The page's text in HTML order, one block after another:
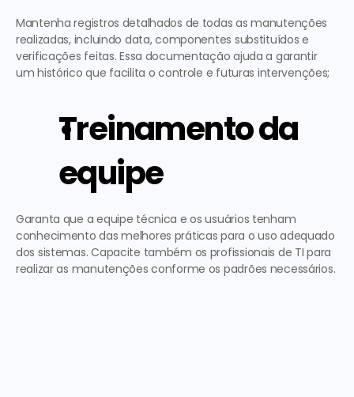
Mantenha registros detalhados de todas as manutenções
realizadas, incluindo data, componentes substituídos e
verificações feitas. Essa documentação ajuda a garantir
um histórico que facilita o controle e futuras intervenções;
Treinamento da
equipe
Garanta que a equipe técnica e os usuários tenham
conhecimento das melhores práticas para o uso adequado
dos sistemas. Capacite também os profissionais de TI para